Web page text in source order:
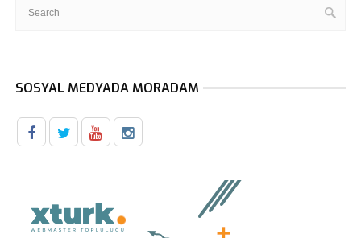
SOSYAL MEDYADA MORADAM